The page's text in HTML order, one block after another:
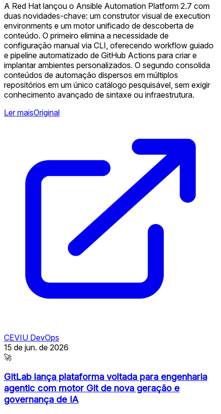
A Red Hat lançou o Ansible Automation Platform 2.7 com
duas novidades-chave: um construtor visual de execution
environments e um motor unificado de descoberta de
conteúdo. O primeiro elimina a necessidade de
configuração manual via CLI, oferecendo workflow guiado
e pipeline automatizado de GitHub Actions para criar e
implantar ambientes personalizados. O segundo consolida
conteúdos de automação dispersos em múltiplos
repositórios em um único catálogo pesquisável, sem exigir
conhecimento avançado de sintaxe ou infraestrutura.
Ler maisOriginal
CEVIU DevOps
15 de jun. de 2026
🚀
GitLab lança plataforma voltada para engenharia
agentic com motor Git de nova geração e
governança de IA